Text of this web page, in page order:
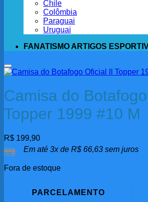
Chile
Colômbia
Paraguai
Uruguai
FANATISMO ARTIGOS
Camisa do
Topper 1999 #10 M
R$ 199,90
Em até 3x de R$ 66,63 sem juros
Fora de estoque
PARCELAMENTO